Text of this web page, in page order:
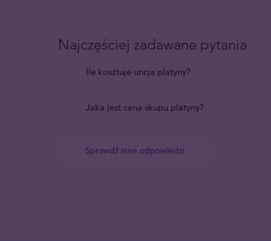
Najczęściej zadawane pytania
Ile kosztuje uncja platyny?
Jaka jest cena skupu platyny?
Sprawdź inne odpowiedzi